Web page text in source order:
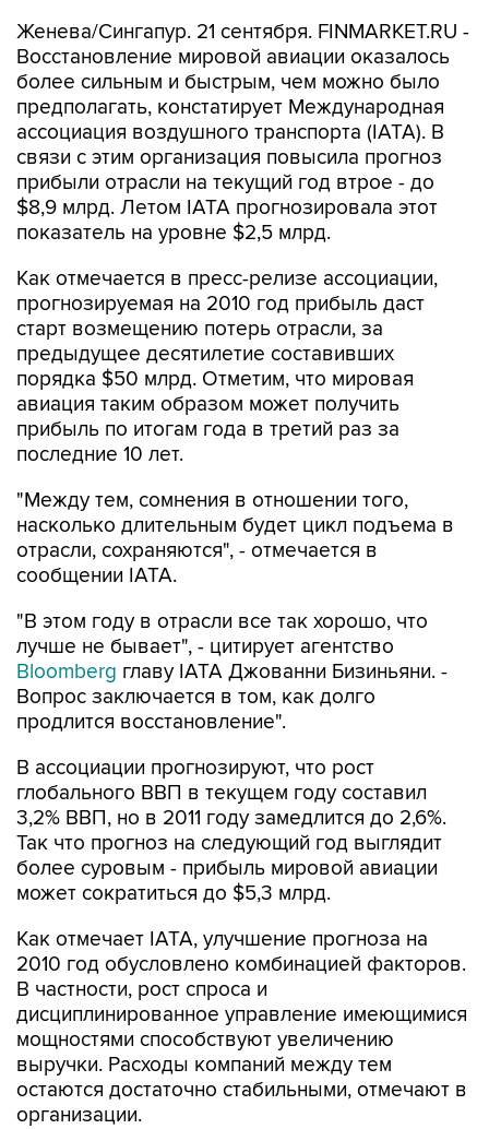
Женева/Сингапур. 21 сентября. FINMARKET.RU -
Восстановление мировой авиации оказалось
более сильным и быстрым, чем можно было
предполагать, констатирует Международная
ассоциация воздушного транспорта (IATA). В
связи с этим организация повысила прогноз
прибыли отрасли на текущий год втрое - до
$8,9 млрд. Летом IATA прогнозировала этот
показатель на уровне $2,5 млрд.
Как отмечается в пресс-релизе ассоциации,
прогнозируемая на 2010 год прибыль даст
старт возмещению потерь отрасли, за
предыдущее десятилетие составивших
порядка $50 млрд. Отметим, что мировая
авиация таким образом может получить
прибыль по итогам года в третий раз за
последние 10 лет.
"Между тем, сомнения в отношении того,
насколько длительным будет цикл подъема в
отрасли, сохраняются", - отмечается в
сообщении IATA.
"В этом году в отрасли все так хорошо, что
лучше не бывает", - цитирует агентство
Bloomberg главу IATA Джованни Бизиньяни. -
Вопрос заключается в том, как долго
продлится восстановление".
В ассоциации прогнозируют, что рост
глобального ВВП в текущем году составил
3,2% ВВП, но в 2011 году замедлится до 2,6%.
Так что прогноз на следующий год выглядит
более суровым - прибыль мировой авиации
может сократиться до $5,3 млрд.
Как отмечает IATA, улучшение прогноза на
2010 год обусловлено комбинацией факторов.
В частности, рост спроса и
дисциплинированное управление имеющимися
мощностями способствуют увеличению
выручки. Расходы компаний между тем
остаются достаточно стабильными, отмечают в
организации.